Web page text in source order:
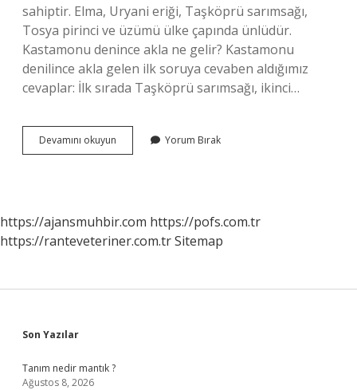
sahiptir. Elma, Uryani eriği, Taşköprü sarımsağı,
Tosya pirinci ve üzümü ülke çapında ünlüdür.
Kastamonu denince akla ne gelir? Kastamonu
denilince akla gelen ilk soruya cevaben aldığımız
cevaplar: İlk sırada Taşköprü sarımsağı, ikinci…
Devamını okuyun Kastamonu
Neler
Yorum Bırak
https://ajansmuhbir.com https://pofs.com.tr
https://ranteveteriner.com.trSitemap
Sidebar
Son Yazılar
Tanım nedir mantık ?
Ağustos 8, 2026